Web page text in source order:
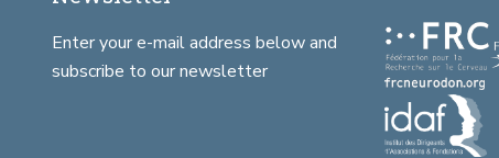
Enter your e-mail address below and
subscribe to our newsletter